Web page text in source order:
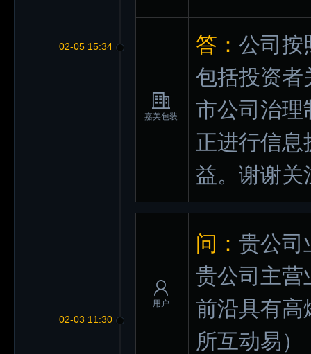
02-05 15:34
嘉美包装
答： 公司按
包括投资者
市公司治理
正进行信息
益。谢谢关
02-03 11:30
用户
问： 贵公司
贵公司主营
前沿具有高
所互动易）